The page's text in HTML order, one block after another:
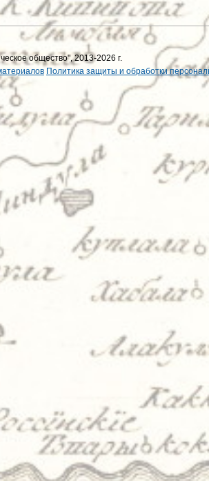
общество", 2013-2026 г.
Политика защиты и обработки